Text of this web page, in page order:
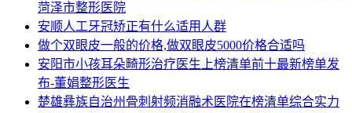
菏泽市整形医院
安顺人工牙冠矫正有什么适用人群
做个双眼皮一般的价格,做双眼皮5000价格合适吗
安阳市小孩耳朵畸形治疗医生上榜清单前十最新榜单发
布-董娟整形医生
楚雄彝族自治州骨刺射频消融术医院在榜清单综合实力